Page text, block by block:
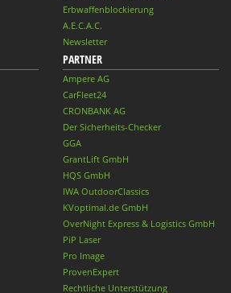
Erbwaffenblockierung
A.E.C.A.C.
Newsletter
PARTNER
Ampere AG
CarFleet24
CRONBANK AG
Der Sicherheits-Checker
GGA
GrantLift GmbH
HQS GmbH
IWA OutdoorClassics
KVoptimal.de GmbH
OverNight Express & Logistics GmbH
PiP Laser
Pro Image
ProvenExpert
Rechtliche Unterstützung